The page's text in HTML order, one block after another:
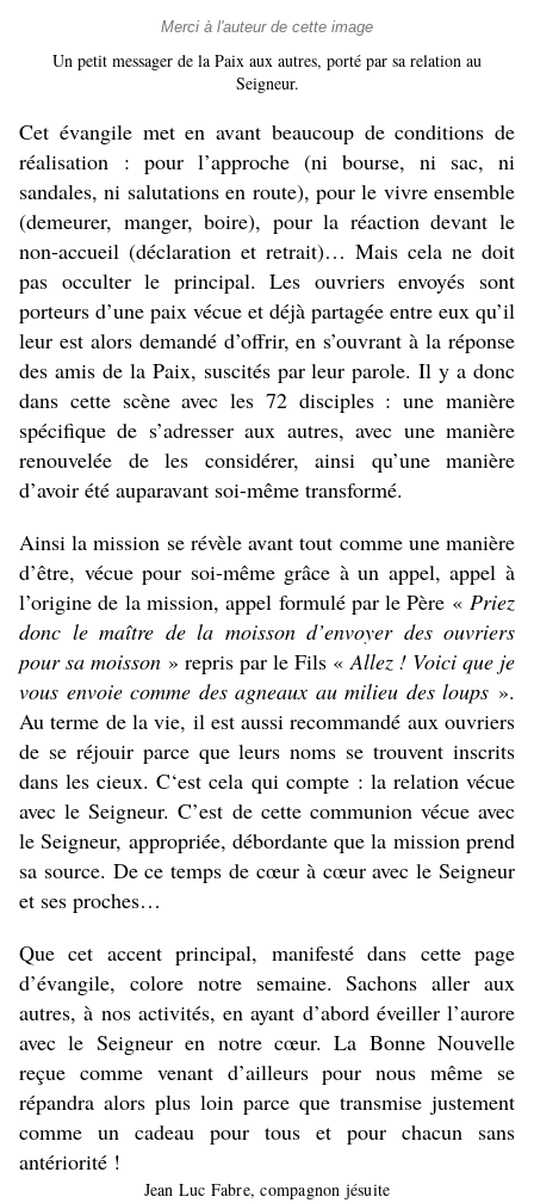
Merci à l'auteur de cette image
Un petit messager de la Paix aux autres, porté par sa relation au
Seigneur.
Cet évangile met en avant beaucoup de conditions de
réalisation : pour l’approche (ni bourse, ni sac, ni
sandales, ni salutations en route), pour le vivre ensemble
(demeurer, manger, boire), pour la réaction devant le
non-accueil (déclaration et retrait)… Mais cela ne doit
pas occulter le principal. Les ouvriers envoyés sont
porteurs d’une paix vécue et déjà partagée entre eux qu’il
leur est alors demandé d’offrir, en s’ouvrant à la réponse
des amis de la Paix, suscités par leur parole. Il y a donc
dans cette scène avec les 72 disciples : une manière
spécifique de s’adresser aux autres, avec une manière
renouvelée de les considérer, ainsi qu’une manière
d’avoir été auparavant soi-même transformé.
Ainsi la mission se révèle avant tout comme une manière
d’être, vécue pour soi-même grâce à un appel, appel à
l’origine de la mission, appel formulé par le Père « Priez
donc le maître de la moisson d’envoyer des ouvriers
pour sa moisson » repris par le Fils «Allez ! Voici que je
vous envoie comme des agneaux au milieu des loups ».
Au terme de la vie, il est aussi recommandé aux ouvriers
de se réjouir parce que leurs noms se trouvent inscrits
dans les cieux. C‘est cela qui compte : la relation vécue
avec leSeigneur. C’est de cette communion vécue avec
leSeigneur, appropriée, débordante que la mission prend
sa source. De ce temps de cœur à cœur avec le Seigneur
et ses proches…
Que cet accent principal, manifesté dans cette page
d’évangile, colore notre semaine. Sachons aller aux
autres, à nos activités, en ayant d’abord éveiller l’aurore
avec le Seigneur en notre cœur. La Bonne Nouvelle
reçue comme venant d’ailleurs pour nous même se
répandra alors plus loin parce que transmise justement
comme un cadeau pour tous et pour chacun sans
antériorité !
Jean Luc Fabre, compagnon jésuite